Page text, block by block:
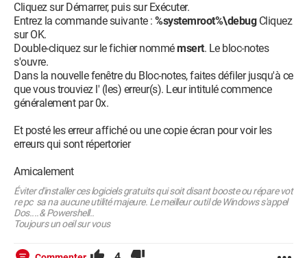
Cliquez sur Démarrer, puis sur Exécuter.
Entrez la commande suivante : %systemroot%\debugCliquez
sur OK.
Double-cliquez sur le fichier nommémsert. Le bloc-notes
s'ouvre.
Dans la nouvelle fenêtre du Bloc-notes, faites défiler jusqu'à ce
que vous trouviez l' (les) erreur(s). Leur intitulé commence
généralement par 0x.
Et posté les erreur affiché ou une copie écran pour voir les
erreurs qui sont répertorier
Amicalement
Éviter d'installer ces logiciels gratuits qui soit disant booste ou répare vot
re pc sa na aucune utilité majeure. Le meilleur outil de Windows s'appel
Dos....& Powershell..
Toujours un oeil sur vous